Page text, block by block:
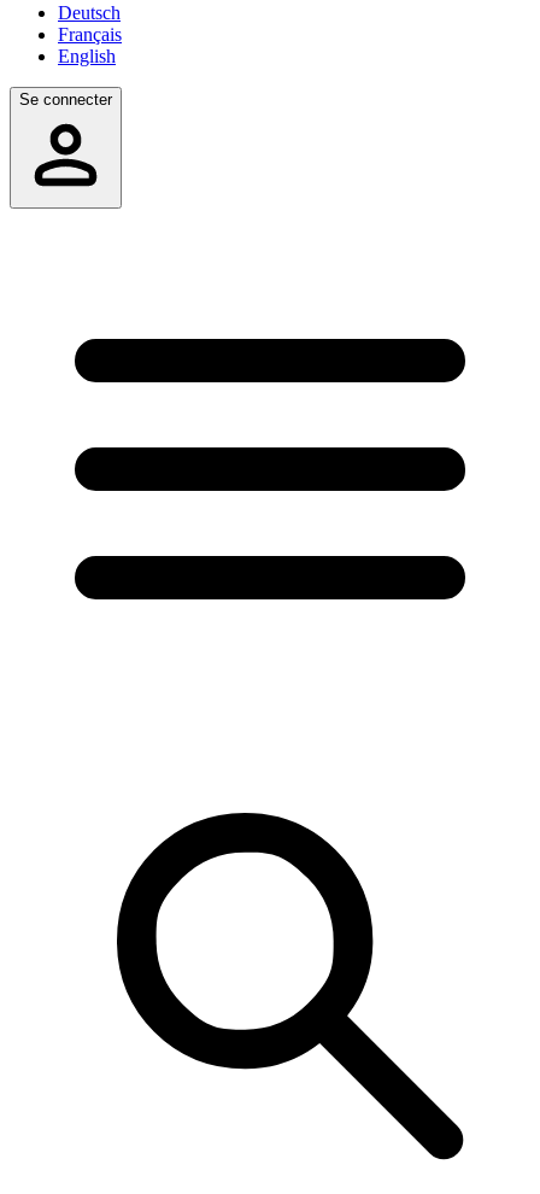
Deutsch
Français
English
Se connecter